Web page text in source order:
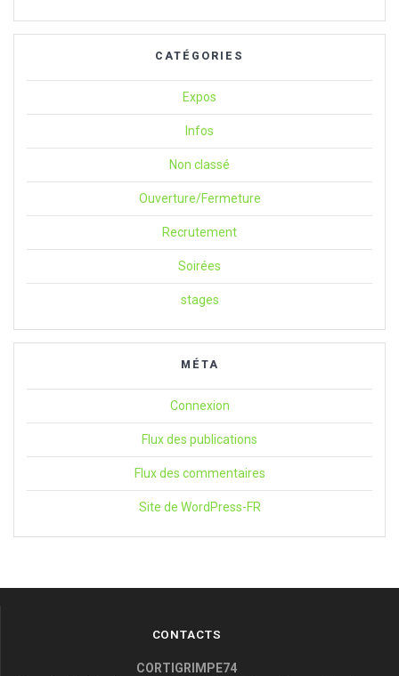
CATÉGORIES
Expos
Infos
Non classé
Ouverture/Fermeture
Recrutement
Soirées
stages
MÉTA
Connexion
Flux des publications
Flux des commentaires
Site de WordPress-FR
CONTACTS
CORTIGRIMPE74